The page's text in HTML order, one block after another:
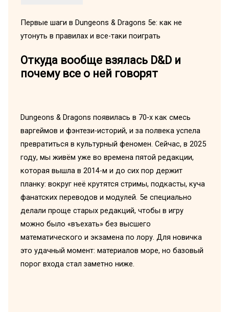
Первые шаги в Dungeons & Dragons 5e: как не
утонуть в правилах и все-таки поиграть
Откуда вообще взялась D&D и
почему все о ней говорят
Dungeons & Dragons появилась в 70‑х как смесь
варгеймов и фэнтези-историй, и за полвека успела
превратиться в культурный феномен. Сейчас, в 2025
году, мы живём уже во времена пятой редакции,
которая вышла в 2014-м и до сих пор держит
планку: вокруг неё крутятся стримы, подкасты, куча
фанатских переводов и модулей. 5e специально
делали проще старых редакций, чтобы в игру
можно было «въехать» без высшего
математического и экзамена по лору. Для новичка
это удачный момент: материалов море, но базовый
порог входа стал заметно ниже.